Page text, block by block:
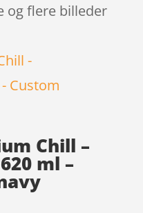
og flere billeder
Chill –
ml –